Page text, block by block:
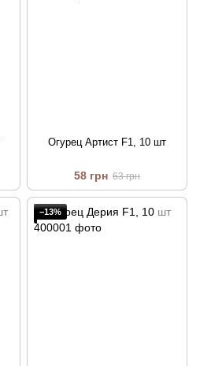
Огурец Артист F1, 10 шт
58 грн 63 грн
−13%